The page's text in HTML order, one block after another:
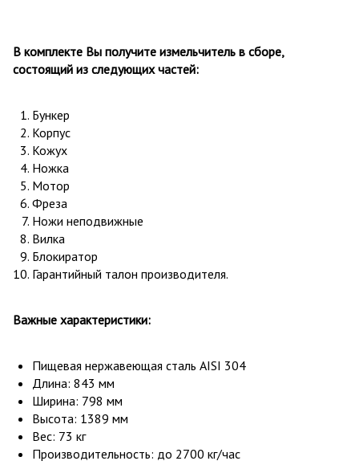
В комплекте Вы получите измельчитель в сборе,
состоящий из следующих частей:
Бункер
Корпус
Кожух
Ножка
Мотор
Фреза
Ножи неподвижные
Вилка
Блокиратор
Гарантийный талон производителя.
Важные характеристики:
Пищевая нержавеющая сталь AISI 304
Длина: 843 мм
Ширина: 798 мм
Высота: 1389 мм
Вес: 73 кг
Производительность: до 2700 кг/час